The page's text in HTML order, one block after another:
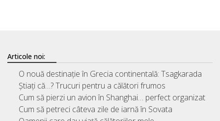
Articole noi:
O nouă destinație în Grecia continentală: Tsagkarada
Știați că…? Trucuri pentru a călători frumos
Cum să pierzi un avion în Shanghai… perfect organizat
Cum să petreci câteva zile de iarnă în Sovata